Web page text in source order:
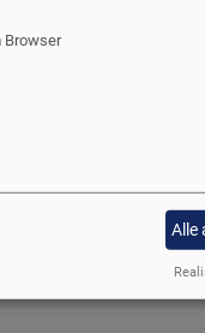
nach
Erlöserkirche
Browser
Alle